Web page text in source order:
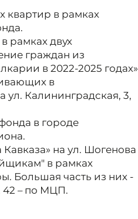
квартир в рамках
рамках двух
граждан из
в 2022-2025 годах»
в
ул. Калининградская, 3,
в городе
на ул. Шогенова
в рамках
Большая часть из них -
42 – по МЦП.